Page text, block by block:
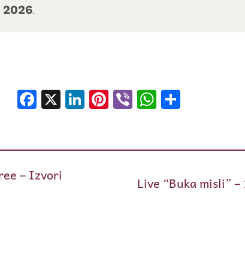
.
Facebook
X LinkedIn
Pinterest
ViberWhatsApp
– Izvori
Live “Buka misli”